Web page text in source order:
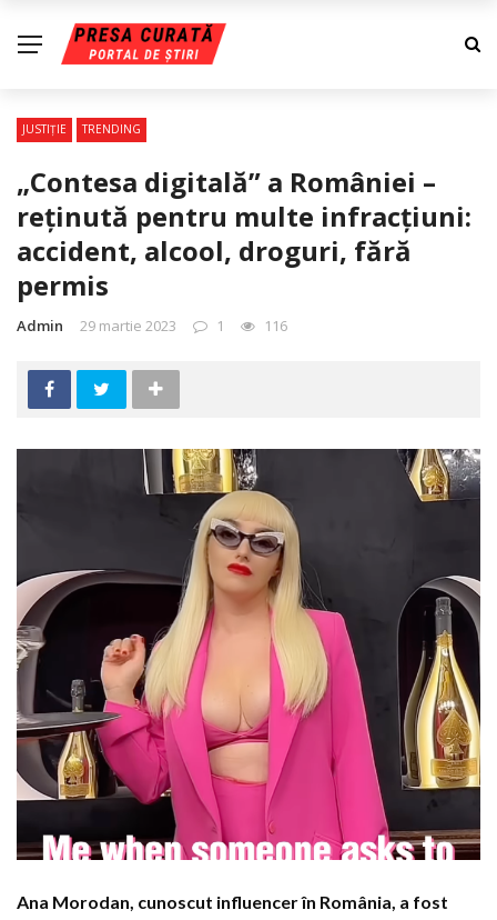
JUSTIŢIE TRENDING
„Contesa digitală” a României –
reținută pentru multe infracțiuni:
accident, alcool, droguri, fără
permis
Admin 29 martie 2023 1 116
Ana Morodan, cunoscut influencer în România, a fost